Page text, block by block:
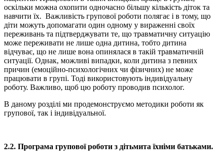
оскільки можна охопити одночасно більшу кількість діток та
навчити їх. Важливість групової роботи полягає і в тому, що
діти можуть допомагати один одному у вираженні своїх
переживань та підтверджувати те, що травматичну ситуацію
може переживати не лише одна дитина, тобто дитина
відчуває, що не лише вона опинялася в такій травматичній
ситуації. Однак, можливі випадки, коли дитина з певних
причин (емоційно-психологічних чи фізичних) не може
працювати в групі. Тоді використовують індивідуальну
роботу. Важливо, щоб цю роботу проводив психолог.
В даному розділі ми продемонструємо методики роботи як
групової, так і індивідуальної.
2.2. Програма групової роботи з дітьмита їхніми батьками.